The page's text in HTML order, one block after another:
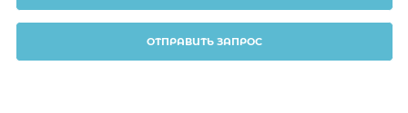
ОТПРАВИТЬ ЗАПРОС